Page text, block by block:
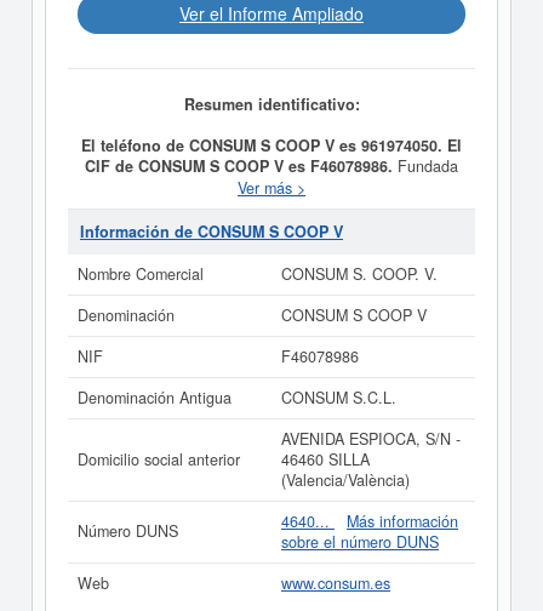
Ver el Informe Ampliado
Resumen identificativo:
El teléfono de CONSUM S COOP V es 961974050. El
CIF de CONSUM S COOP V es F46078986. Fundada
el 11/06/1975, la compañiaCONSUM S COOP V
como finalidad PROCURAR ARTICULOS
ALIMENTICIOS, DE USO, Y VESTIDO CORRIENTES
EN LAS MEJORES CONDICIONES ECONOMICAS
NECESARIAS PARA UNA MEJOR INFORMACION,
menor no especializado con predominio de productos
clasificación del Sistema Internacional de Clasificación
de empresas corresponde al número 54110000. El
CONSUM S COOP Ves de un
total de 18.664.CONSUM S COOP V cuenta con un
total de 37.699 consultas. Su última consulta se ha
producido el 06/08/2026. Puede consultar las posibles
subvenciones para esta empresa y otras similares en
esta misma página. El rango del capital social es mayor
de 60.000 €. El BORME ha publicado 151 de esta
empresa y esta registrada en el Registro Mercantil de
Valencia/València.
Ver más >
Información de CONSUM S COOP V
Nombre Comercial
CONSUM S. COOP. V.
Denominación
CONSUM S COOP V
NIF
F46078986
Denominación Antigua
CONSUM S.C.L.
Domicilio social anterior
AVENIDA ESPIOCA, S/N -
46460 SILLA
(Valencia/València)
Número DUNS 4640...
Más información
sobre el número DUNS
Web
www.consum.es